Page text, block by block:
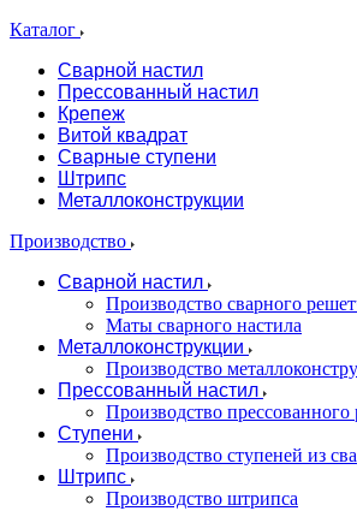
Каталог
Сварной настил
Прессованный настил
Крепеж
Витой квадрат
Сварные ступени
Штрипс
Металлоконструкции
Производство
Сварной настил
Производство сварного
Маты сварного настила
Металлоконструкции
Производство
Прессованный настил
Производство прессованного
Ступени
Производство ступеней из
Штрипс
Производство штрипса